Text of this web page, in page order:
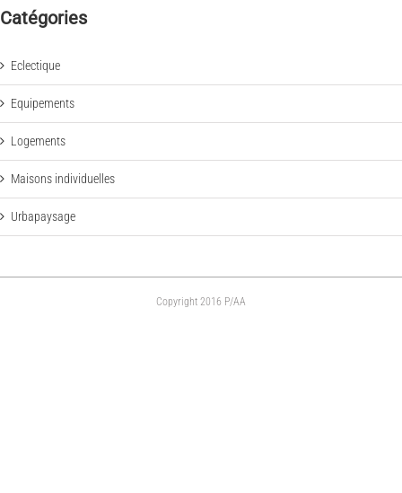
Catégories
Eclectique
Equipements
Logements
Maisons individuelles
Urbapaysage
Copyright 2016 P/AA